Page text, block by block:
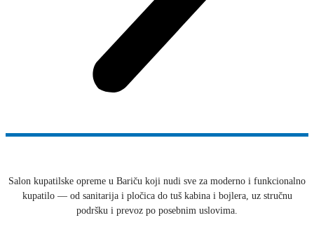
Salon kupatilske opreme u Bariču koji nudi sve za moderno i funkcionalno
kupatilo — od sanitarija i pločica do tuš kabina i bojlera, uz stručnu
podršku i prevoz po posebnim uslovima.